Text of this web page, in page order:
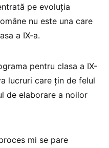
pe evoluția
nu este una care
a IX-a.
pentru clasa a IX-
lucruri care țin de felul
de elaborare a noilor
mi se pare